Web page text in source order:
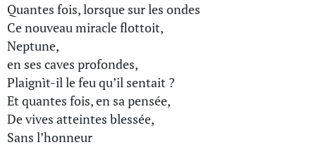
Quantes fois, lorsque sur les ondes
Ce nouveau miracle flottoit,
Neptune,
en ses caves profondes,
Plaignìt-il le feu qu’il sentait ?
Et quantes fois, en sa pensée,
De vives atteintes blessée,
Sans l’honneur